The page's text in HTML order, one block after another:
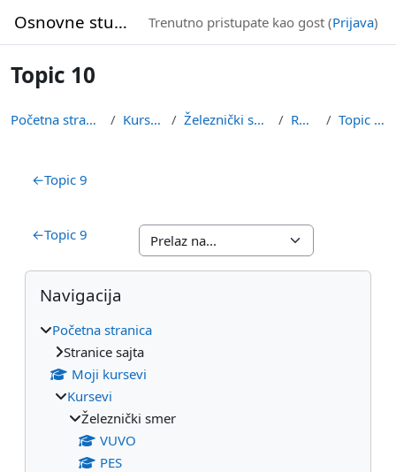
Osnovne studije Trenutno pristupate kao gost (Prijava)
Topic 10
Početna stranica Kursevi Železnički smer ROM Topic 10
Pregled sekcija
←Topic 9
←Topic 9
Blokovi
Preskoči Navigacija
Navigacija
Početna stranica
Stranice sajta
Moji kursevi
Kursevi
Železnički smer
VUVO
PES